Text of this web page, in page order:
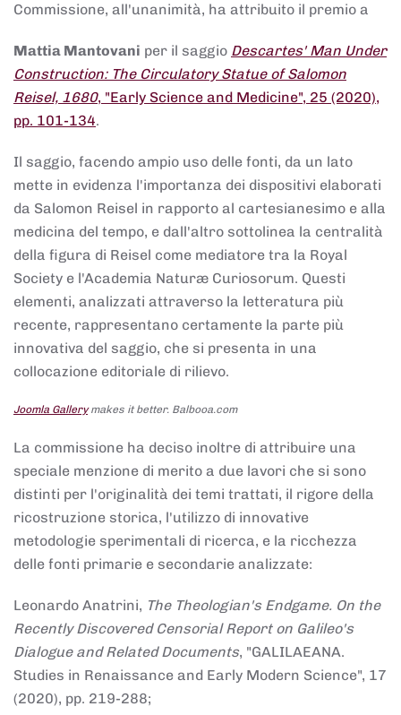
Commissione, all'unanimità, ha attribuito il premio a
Mattia Mantovani per il saggio Descartes' Man Under
Construction: The Circulatory Statue of Salomon
Reisel, 1680, "Early Science and Medicine", 25 (2020),
pp. 101-134.
Il saggio, facendo ampio uso delle fonti, da un lato
mette in evidenza l'importanza dei dispositivi elaborati
da Salomon Reisel in rapporto al cartesianesimo e alla
medicina del tempo, e dall'altro sottolinea la centralità
della figura di Reisel come mediatore tra la Royal
Society e l'Academia Naturæ Curiosorum. Questi
elementi, analizzati attraverso la letteratura più
recente, rappresentano certamente la parte più
innovativa del saggio, che si presenta in una
collocazione editoriale di rilievo.
Joomla Gallerymakes it better. Balbooa.com
La commissione ha deciso inoltre di attribuire una
speciale menzione di merito a due lavori che si sono
distinti per l'originalità dei temi trattati, il rigore della
ricostruzione storica, l'utilizzo di innovative
metodologie sperimentali di ricerca, e la ricchezza
delle fonti primarie e secondarie analizzate:
Leonardo Anatrini, The Theologian's Endgame. On the
Recently Discovered Censorial Report on Galileo's
Dialogue and Related Documents, "GALILAEANA.
Studies in Renaissance and Early Modern Science", 17
(2020), pp. 219-288;